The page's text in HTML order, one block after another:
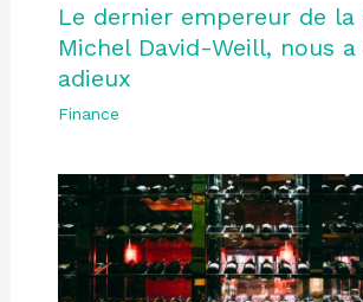
Le dernier empereur de la
Michel David-Weill, nous
adieux
Finance